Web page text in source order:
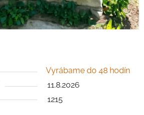
Vyrábame do 48 hodín
11.8.2026
1215